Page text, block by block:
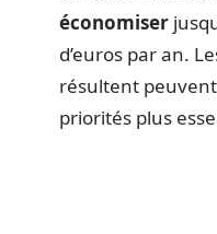
économiser
d’euros par an.
résultent
priorités plus